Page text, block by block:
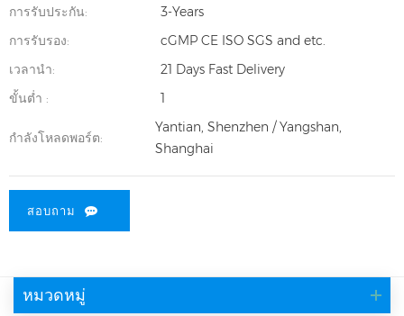
การรับประกัน:
3-Years
การรับรอง:
cGMP CE ISO SGS and etc.
เวลานำ:
21 Days Fast Delivery
ขั้นต่ำ :
1
กำลังโหลดพอร์ต:
Yantian, Shenzhen / Yangshan,
Shanghai
สอบถาม
หมวดหมู่